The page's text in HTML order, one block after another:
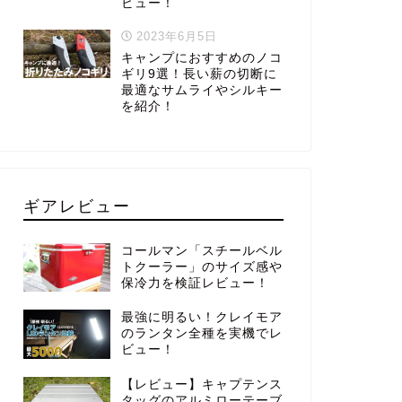
ビュー！
2023年6月5日
キャンプにおすすめのノコ
ギリ9選！長い薪の切断に
最適なサムライやシルキー
を紹介！
ギアレビュー
コールマン「スチールベル
トクーラー」のサイズ感や
保冷力を検証レビュー！
最強に明るい！クレイモア
のランタン全種を実機でレ
ビュー！
【レビュー】キャプテンス